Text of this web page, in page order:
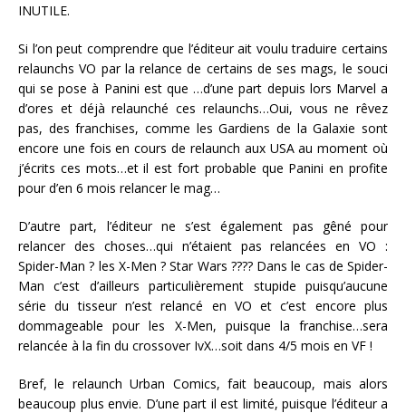
INUTILE.
Si l’on peut comprendre que l’éditeur ait voulu traduire certains
relaunchs VO par la relance de certains de ses mags, le souci
qui se pose à Panini est que …d’une part depuis lors Marvel a
d’ores et déjà relaunché ces relaunchs…Oui, vous ne rêvez
pas, des franchises, comme les Gardiens de la Galaxie sont
encore une fois en cours de relaunch aux USA au moment où
j’écrits ces mots…et il est fort probable que Panini en profite
pour d’en 6 mois relancer le mag…
D’autre part, l’éditeur ne s’est également pas gêné pour
relancer des choses…qui n’étaient pas relancées en VO :
Spider-Man ? les X-Men ? Star Wars ???? Dans le cas de Spider-
Man c’est d’ailleurs particulièrement stupide puisqu’aucune
série du tisseur n’est relancé en VO et c’est encore plus
dommageable pour les X-Men, puisque la franchise…sera
relancée à la fin du crossover IvX…soit dans 4/5 mois en VF !
Bref, le relaunch Urban Comics, fait beaucoup, mais alors
beaucoup plus envie. D’une part il est limité, puisque l’éditeur a